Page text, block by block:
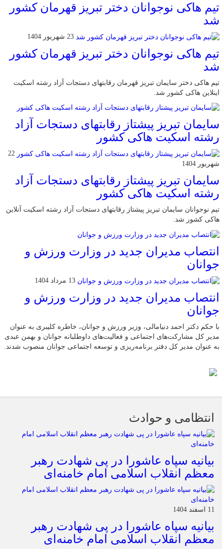
تیم هاکی نوجوانان دختر تبریز قهرمان کشور
شد
23 شهریور 1404
تیم هاکی نوجوانان دختر تبریز قهرمان کشور
شد
تیم هاکی دختر سایمان تبریز قهرمان رقابتهای دستجات آزاد رشته اسکیت
اینلاین هاکی کشور شد.
سایمان تبریز پیشتاز رقابتهای دستجات آزاد
رشته اسکیت هاکی کشور
22
شهریور 1404
سایمان تبریز پیشتاز رقابتهای دستجات آزاد
رشته اسکیت هاکی کشور
تیم نوجوانان سایمان تبریز پیشتاز رقابتهای دستجات آزاد رشته اسکیت آنلاین
هاکی کشور شد.
انتصاب مدیران جدید در وزارت ورزش و
جوانان
13 مرداد 1404
انتصاب مدیران جدید در وزارت ورزش و
جوانان
با حکم دکتر احمد دنیامالی، وزیر ورزش و جوانان، خاطره کلیبری به عنوان
مدیر کل مشارکت‌های اجتماعی و فعالیت‌های داوطلبانه جوانان و بهمن عبدی
به عنوان مدیر کل دفتر برنامه‌ریزی و توسعه اجتماعی جوانان منصوب شدند.
انتظامی و حوادث
بیانیه سپاه عاشورا در پی شهادت رهبر
معظم انقلاب اسلامی امام خامنه‌ای
11 اسفند 1404
بیانیه سپاه عاشورا در پی شهادت رهبر
معظم انقلاب اسلامی امام خامنه‌ای